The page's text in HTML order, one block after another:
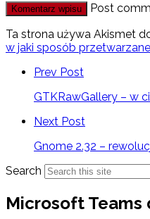
Post
Ta strona używa Akismet
w jaki sposób
Prev Post
GTKRawGallery – w
Next Post
Gnome 2.32 –
Search
Microsoft Teams